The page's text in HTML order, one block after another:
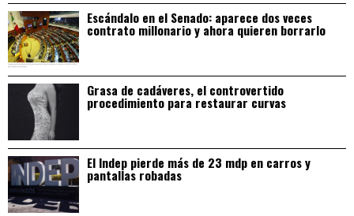
Escándalo en el Senado: aparece dos veces
contrato millonario y ahora quieren borrarlo
Grasa de cadáveres, el controvertido
procedimiento para restaurar curvas
El Indep pierde más de 23 mdp en carros y
pantallas robadas